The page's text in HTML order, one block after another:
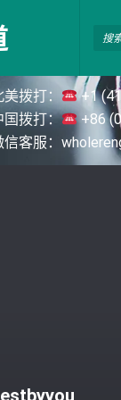
拨打：
+1
国拨打：
+86
信客服：